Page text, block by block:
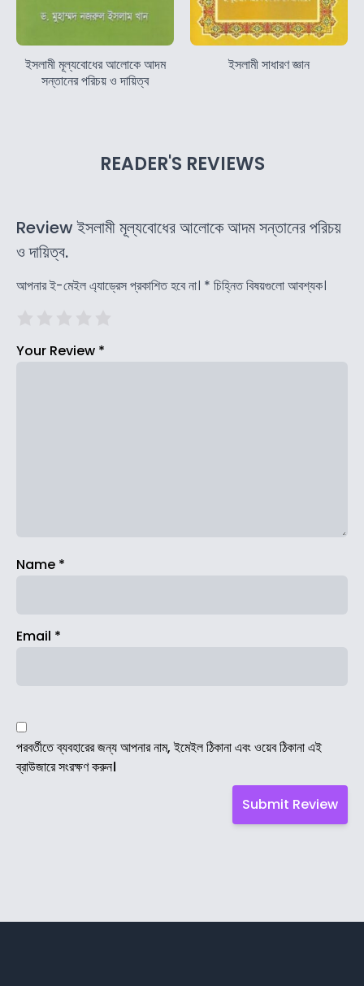
ইসলামী মূল্যবোধের আলোকে আদম
সন্তানের পরিচয় ও দায়িত্ব
ইসলামী সাধারণ জ্ঞান
READER'S REVIEWS
Review ইসলামী মূল্যবোধের আলোকে আদম সন্তানের পরিচয়
ও দায়িত্ব.
আপনার ই-মেইল এ্যাড্রেস প্রকাশিত হবে না। * চিহ্নিত বিষয়গুলো আবশ্যক।
Your Review *
Name *
Email *
পরবর্তীতে ব্যবহারের জন্য আপনার নাম, ইমেইল ঠিকানা এবং ওয়েব ঠিকানা এই
ব্রাউজারে সংরক্ষণ করুন।